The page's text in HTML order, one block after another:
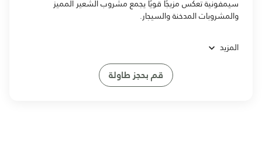
سيمفونية تعكس مزيجًا قويًا يجمع مشروب الشعير المميز
والمشروبات المدخنة والسيجار.
المزيد
قم بحجز طاولة